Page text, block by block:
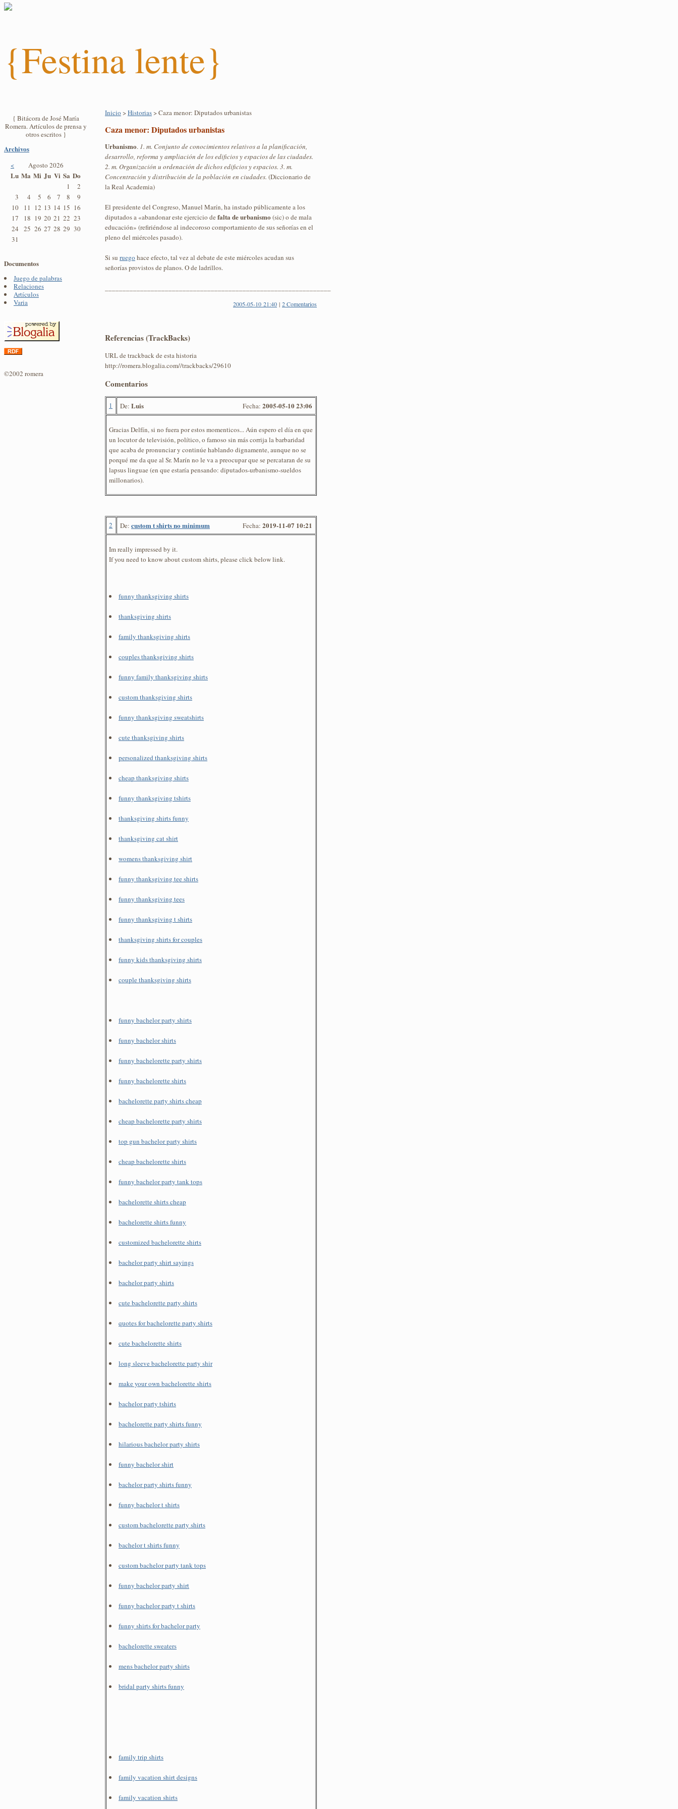
{Festina lente}
{ Bitácora de José María
Romera. Artículos de prensa y
otros escritos }
Archivos
< Agosto 2026
Lu Ma Mi Ju Vi Sa Do
1
2
3
4 5 6 7 8
9
10
11 12 13 14 15 16
17
18 19 20 21 22 23
24
25 26 27 28 29 30
31
Documentos
Juego de palabras
Relaciones
Artículos
Varia
©2002 romera
Inicio >Historias> Caza menor: Diputados urbanistas
Caza menor: Diputados urbanistas
Urbanismo. 1. m. Conjunto de conocimientos relativos a la planificación,
desarrollo, reforma y ampliación de los edificios y espacios de las ciudades.
2. m. Organización u ordenación de dichos edificios y espacios. 3. m.
Concentración y distribución de la población en ciudades. (Diccionario de
la Real Academia)
El presidente del Congreso, Manuel Marín, ha instado públicamente a los
diputados a «abandonar este ejercicio de falta de urbanismo (sic) o de mala
educación» (refiriéndose al indecoroso comportamiento de sus señorías en el
pleno del miércoles pasado).
Si su ruego hace efecto, tal vez al debate de este miércoles acudan sus
señorías provistos de planos. O de ladrillos.
2005-05-10 21:40 | 2 Comentarios
Referencias (TrackBacks)
URL de trackback de esta historia
http://romera.blogalia.com//trackbacks/29610
Comentarios
1 De: Luis Fecha: 2005-05-10 23:06
Gracias Delfín, si no fuera por estos momenticos... Aún espero el día en que
un locutor de televisión, político, o famoso sin más corrija la barbaridad
que acaba de pronunciar y continúe hablando dignamente, aunque no se
porqué me da que al Sr. Marín no le va a preocupar que se percataran de su
lapsus linguae (en que estaría pensando: diputados-urbanismo-sueldos
millonarios).
2 De: custom t shirts no minimum Fecha: 2019-11-07 10:21
Im really impressed by it.
If you need to know about custom shirts, please click below link.
funny thanksgiving shirts
thanksgiving shirts
family thanksgiving shirts
couples thanksgiving shirts
funny family thanksgiving shirts
custom thanksgiving shirts
funny thanksgiving sweatshirts
cute thanksgiving shirts
personalized thanksgiving shirts
cheap thanksgiving shirts
funny thanksgiving tshirts
thanksgiving shirts funny
thanksgiving cat shirt
womens thanksgiving shirt
funny thanksgiving tee shirts
funny thanksgiving tees
funny thanksgiving t shirts
thanksgiving shirts for couples
funny kids thanksgiving shirts
couple thanksgiving shirts
funny bachelor party shirts
funny bachelor shirts
funny bachelorette party shirts
funny bachelorette shirts
bachelorette party shirts cheap
cheap bachelorette party shirts
top gun bachelor party shirts
cheap bachelorette shirts
funny bachelor party tank tops
bachelorette shirts cheap
bachelorette shirts funny
customized bachelorette shirts
bachelor party shirt sayings
bachelor party shirts
cute bachelorette party shirts
quotes for bachelorette party shirts
cute bachelorette shirts
long sleeve bachelorette party shir
make your own bachelorette shirts
bachelor party tshirts
bachelorette party shirts funny
hilarious bachelor party shirts
funny bachelor shirt
bachelor party shirts funny
funny bachelor t shirts
custom bachelorette party shirts
bachelor t shirts funny
custom bachelor party tank tops
funny bachelor party shirt
funny bachelor party t shirts
funny shirts for bachelor party
bachelorette sweaters
mens bachelor party shirts
bridal party shirts funny
family trip shirts
family vacation shirt designs
family vacation shirts